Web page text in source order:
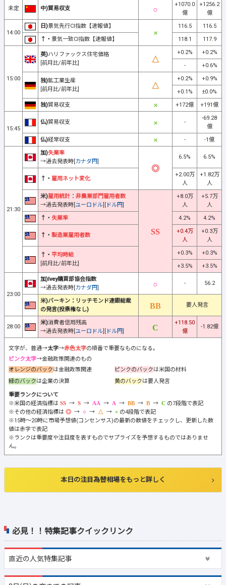
必見！！特集記事クイックリンク
直近の人気特集記事
未定 中)貿易収支
+1070.0
億
+1256.2
億
14:00
日)景気先行CI指数【速報値】 116.5
116.5
↑・ 景気一致CI指数【速報値】 118.1 117.9
15:00
英)ハリファックス住宅価格
[前月比/前年比]
+0.2%
+0.2%
-
+0.6%
独)鉱工業生産
[前月比/前年比]
+0.2%
+0.9%
+0.1%
±0.0%
独)貿易収支 +172億 +191億
15:45
仏)貿易収支 -
-69.28
億
仏)経常収支 - -1億
21:30
加)失業率
→過去発表時[カナダ円]
6.5% 6.5%
↑・ 雇用ネット変化
+2.00万
人
+1.82万
人
米)雇用統計 ： 非農業部門雇用者数
→過去発表時[ユーロドル][ ドル円]
+8.0万
人
+5.7万
人
↑・ 失業率 4.2% 4.2%
↑・ 製造業雇用者数
+0.4万
人
+0.3万
人
↑・ 平均時給
[前月比/前年比]
+0.3%
+0.3%
+3.5%
+3.5%
23:00
加)Ivey購買部協会指数
→過去発表時[カナダ円]
- 56.2
米)バーキン：リッチモンド連銀総裁
の発言(投票権なし)
要人発言
28:00
米)消費者信用残高
→過去発表時[ユーロドル][ ドル円]
+118.50
億
-1.82億
文字が、普通→太字→赤色太字の順番で重要なものになる。
ピンク太字→金融政策関連のもの
オレンジのバックは金融政策関連 ピンクのバックは米国の材料
緑のバックは企業の決算 黄のバックは要人発言
重要ランクについて
※米国の経済指標は
→ → → → → →
の7段階で表記
※その他の経済指標は
→ → →
の4段階で表記
※15時～20時に市場予想値(コンセンサス)の最新の数値をチェックし、更新した数
値は赤字で表記
※ランクは重要度や注目度を表すものでサプライズを予想するものではありませ
ん。
本日の注目為替相場をもっと詳しく